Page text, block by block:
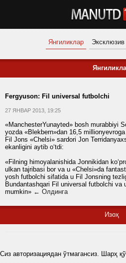
Янгиликлар Эксклюзив
Fergyuson: Fil universal futbolchi
27 ЯНВАР 2013, 19:25
«ManchesterYunayted» bosh murabbiyi
yozda «Blekbern»dan 16,5
Fil Jons «Chelsi» sardori Jon
ekanligini aytib o‘tdi:
«Filning himoyalanishida Jonnikidan
ulkan tajribasi bor va u «Chelsi»da
yosh futbolchi sifatida u Fil Jonsning
Bundantashqari Fil universal futbolchi va
mumkin» ← Олдинга
Изоҳ
Сиз авторизациядан ўтмагансиз. Шарҳ